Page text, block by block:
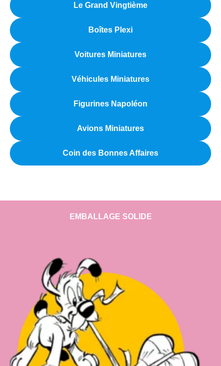
Le Grand Vingtième
Boîtes Plexi
Voitures Miniatures
Véhicules Miniatures
Figurines Napoléon
Avions Miniatures
Coin des Bonnes Affaires
EMBALLAGE SOLIDE